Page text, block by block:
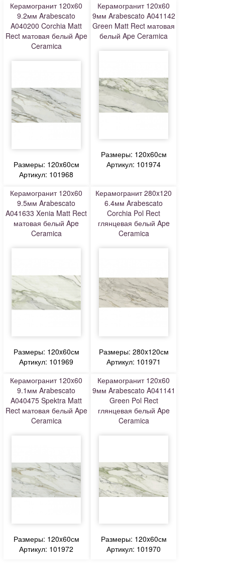
Керамогранит 120x60
9.2мм Arabescato
A040200 Corchia Matt
Rect матовая белый Ape
Ceramica
Размеры: 120x60см
Артикул: 101968
Керамогранит 120x60
9мм Arabescato A041142
Green Matt Rect матовая
белый Ape Ceramica
Размеры: 120x60см
Артикул: 101974
Керамогранит 120x60
9.5мм Arabescato
A041633 Xenia Matt Rect
матовая белый Ape
Ceramica
Размеры: 120x60см
Артикул: 101969
Керамогранит 280x120
6.4мм Arabescato
Corchia Pol Rect
глянцевая белый Ape
Ceramica
Размеры: 280x120см
Артикул: 101971
Керамогранит 120x60
9.1мм Arabescato
A040475 Spektra Matt
Rect матовая белый Ape
Ceramica
Размеры: 120x60см
Артикул: 101972
Керамогранит 120x60
9мм Arabescato A041141
Green Pol Rect
глянцевая белый Ape
Ceramica
Размеры: 120x60см
Артикул: 101970